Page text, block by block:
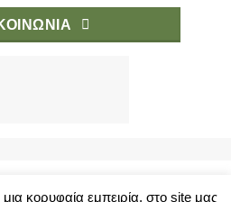
κορυφαία εμπειρία, στο site μας